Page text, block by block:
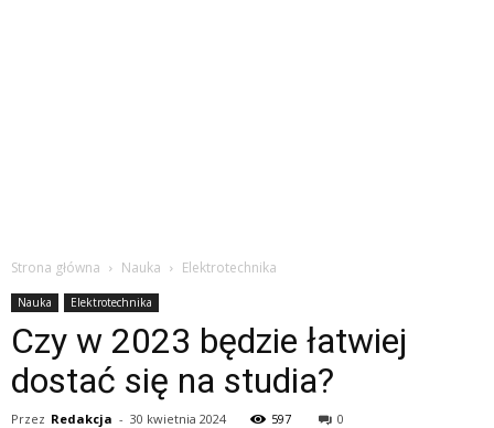
Strona główna Nauka Elektrotechnika
Nauka Elektrotechnika
Czy w 2023 będzie łatwiej
dostać się na studia?
Przez Redakcja - 30 kwietnia 2024 597 0